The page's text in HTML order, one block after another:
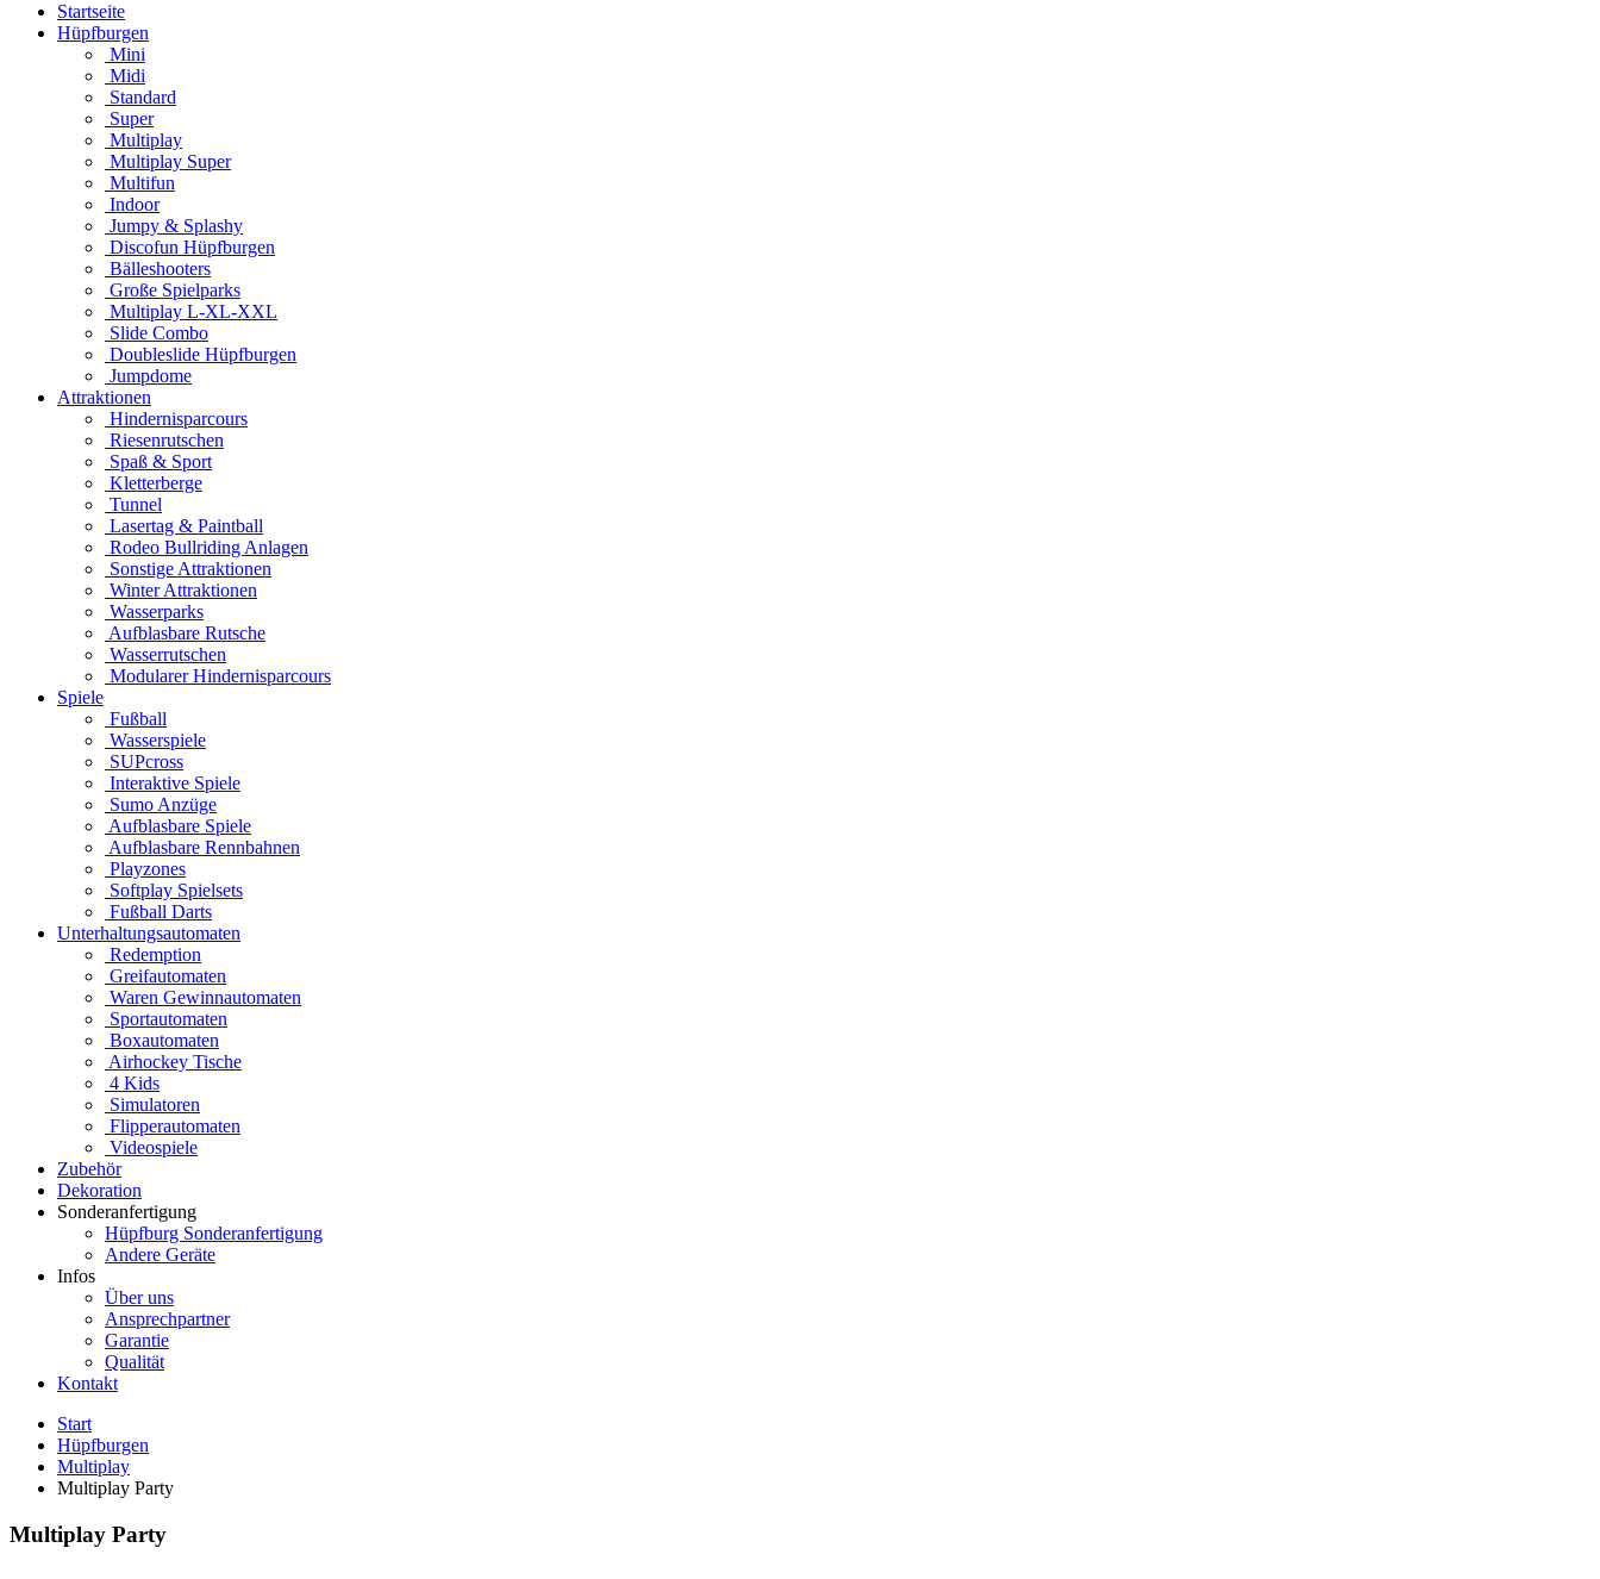
Startseite
Hüpfburgen
Mini
Midi
Standard
Super
Multiplay
Multiplay Super
Multifun
Indoor
Jumpy & Splashy
Discofun Hüpfburgen
Bälleshooters
Große Spielparks
Multiplay L-XL-XXL
Slide Combo
Doubleslide Hüpfburgen
Jumpdome
Attraktionen
Hindernisparcours
Riesenrutschen
Spaß & Sport
Kletterberge
Tunnel
Lasertag & Paintball
Rodeo Bullriding Anlagen
Sonstige Attraktionen
Winter Attraktionen
Wasserparks
Aufblasbare Rutsche
Wasserrutschen
Modularer Hindernisparcours
Spiele
Fußball
Wasserspiele
SUPcross
Interaktive Spiele
Sumo Anzüge
Aufblasbare Spiele
Aufblasbare Rennbahnen
Playzones
Softplay Spielsets
Fußball Darts
Unterhaltungsautomaten
Redemption
Greifautomaten
Waren Gewinnautomaten
Sportautomaten
Boxautomaten
Airhockey Tische
4 Kids
Simulatoren
Flipperautomaten
Videospiele
Zubehör
Dekoration
Sonderanfertigung
Hüpfburg Sonderanfertigung
Andere Geräte
Infos
Über uns
Ansprechpartner
Garantie
Qualität
Kontakt
Start
Hüpfburgen
Multiplay
Multiplay Party
Multiplay Party